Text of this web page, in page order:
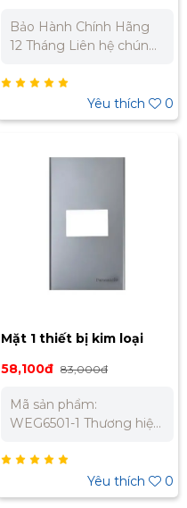
Bảo Hành Chính Hãng
12 Tháng Liên hệ chúng
nhất cho dự án. Miền
Bắc : 0989 310 979 –
0973 106 269 Miền Nam:
332 980
Yêu thích 0
Mặt 1 thiết bị kim loại
nhôm Panasonic
58,100đ 83,000đ
Mã sản phẩm:
WEG6501-1 Thương hiệu:
phẩm: Refina Chất liệu:
Nhôm Kiểu dáng: Hình
chữ nhật Bảo Hành
Yêu thích 0